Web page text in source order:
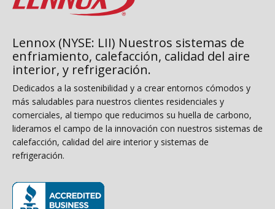
Lennox (NYSE: LII) Nuestros sistemas de
enfriamiento, calefacción, calidad del aire
interior, y refrigeración.
Dedicados a la sostenibilidad y a crear entornos cómodos y
más saludables para nuestros clientes residenciales y
comerciales, al tiempo que reducimos su huella de carbono,
lideramos el campo de la innovación con nuestros sistemas de
calefacción, calidad del aire interior y sistemas de
refrigeración.